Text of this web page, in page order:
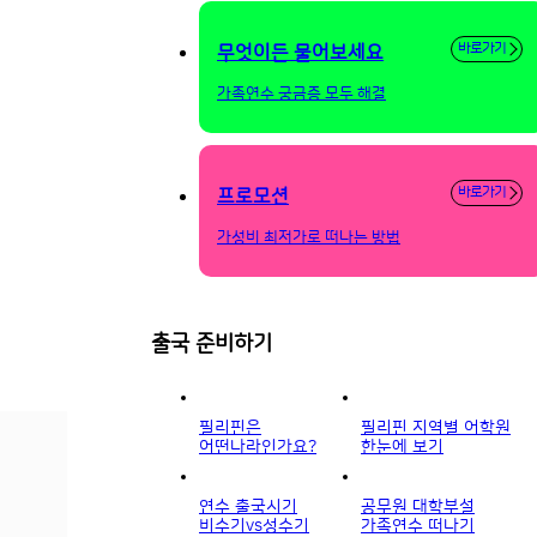
무엇이든 물어보세요
가족연수 궁금증 모두 해결
바로가기
프로모션
가성비 최저가로 떠나는 방법
바로가기
출국 준비하기
필리핀은
어떤나라인가요?
필리핀 지역별 어학원
한눈에 보기
연수 출국시기
비수기vs성수기
공무원 대학부설
가족연수 떠나기